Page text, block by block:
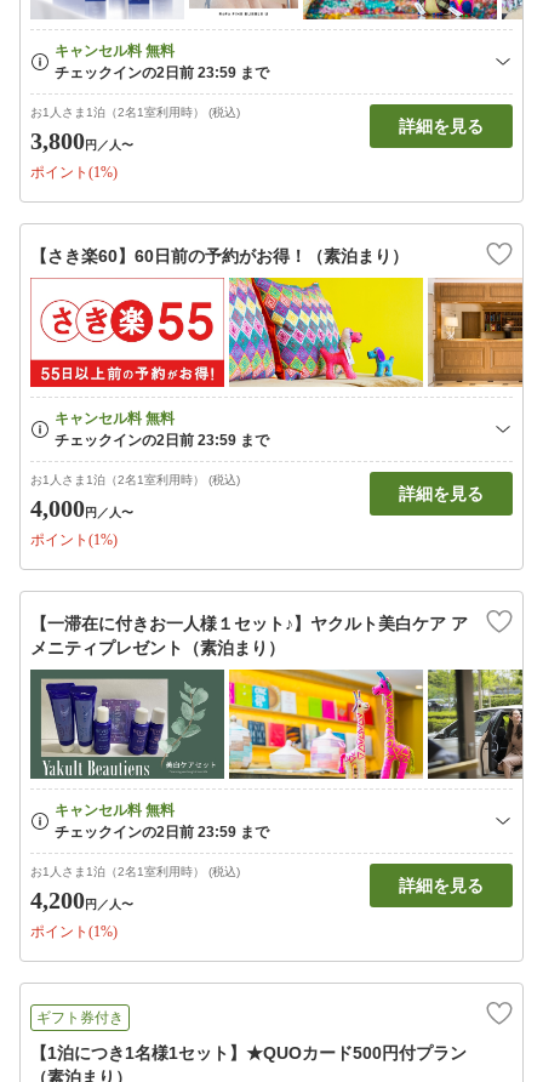
お1人さま1泊（2名1室利用時） (税込)
3,800円 ／人〜
ポイント(1%)
詳細を見る
【さき楽60】60日前の予約がお得！（素泊まり）
お1人さま1泊（2名1室利用時） (税込)
4,000円 ／人〜
ポイント(1%)
詳細を見る
【一滞在に付きお一人様１セット♪】ヤクルト美白ケア ア
メニティプレゼント（素泊まり）
お1人さま1泊（2名1室利用時） (税込)
4,200円 ／人〜
ポイント(1%)
詳細を見る
ギフト券付き
【1泊につき1名様1セット】★QUOカード500円付プラン
（素泊まり）